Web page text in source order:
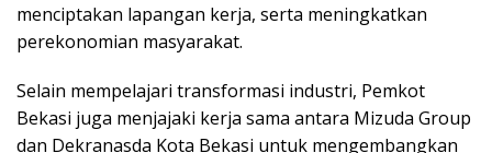
menciptakan lapangan kerja, serta meningkatkan
perekonomian masyarakat.
Selain mempelajari transformasi industri, Pemkot
Bekasi juga menjajaki kerja sama antara Mizuda Group
dan Dekranasda Kota Bekasi untuk mengembangkan